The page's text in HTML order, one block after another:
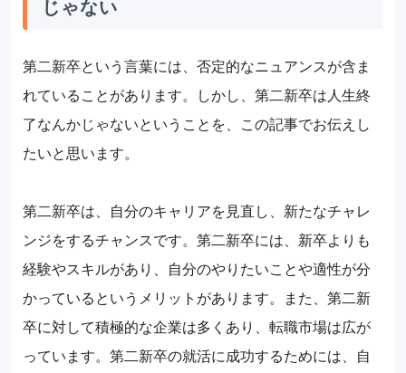
じゃない
第二新卒という言葉には、否定的なニュアンスが含ま
れていることがあります。しかし、第二新卒は人生終
了なんかじゃないということを、この記事でお伝えし
たいと思います。
第二新卒は、自分のキャリアを見直し、新たなチャレ
ンジをするチャンスです。第二新卒には、新卒よりも
経験やスキルがあり、自分のやりたいことや適性が分
かっているというメリットがあります。また、第二新
卒に対して積極的な企業は多くあり、転職市場は広が
っています。第二新卒の就活に成功するためには、自